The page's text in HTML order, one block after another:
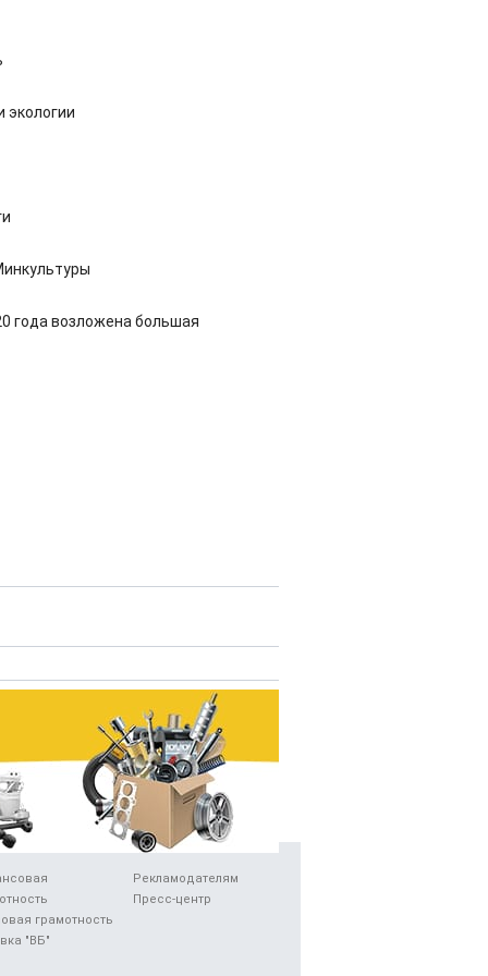
экологии
года возложена большая
грамотность
"ВБ"
Рекламодателям
Пресс-центр